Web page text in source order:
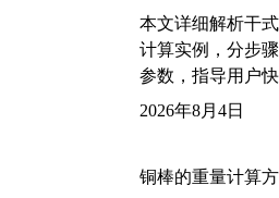
本文详细解析干
计算实例，分步
参数，指导用户
2026年8月4日
铜棒的重量计算